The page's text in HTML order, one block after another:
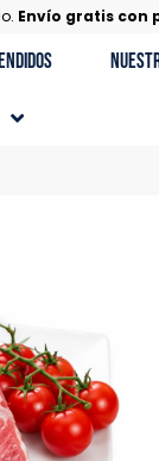
Envío gratis con